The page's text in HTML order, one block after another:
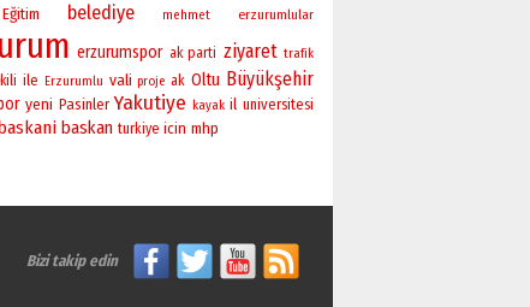
Eğitim belediye mehmet erzurumlular
erzurumspor ak parti ziyaret trafik
ile Erzurumlu vali proje ak Oltu Büyükşehir
yeni Pasinler Yakutiye kayak il universitesi
baskan turkiye icin mhp
Bizi takip edin